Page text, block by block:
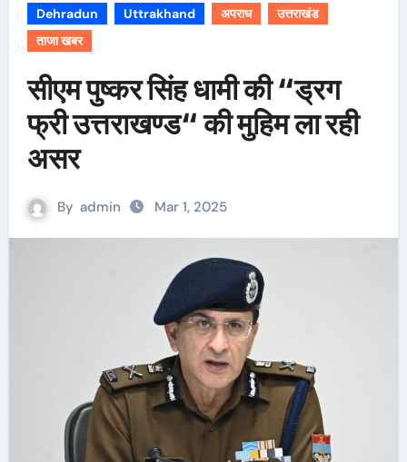
Dehradun Uttrakhand अपराध
उत्तराखंड
ताजा खबर
सीएम पुष्कर सिंह धामी की “ड्रग
फ्री उत्तराखण्ड“ की मुहिम ला रही
असर
By admin Mar 1, 2025